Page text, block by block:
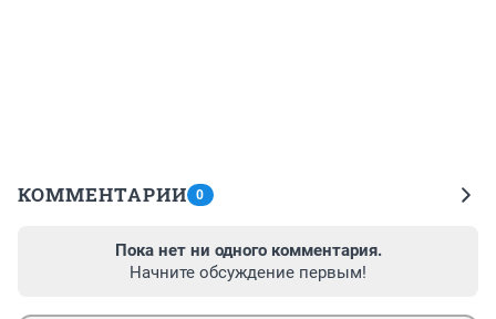
КОММЕНТАРИИ 0
Пока нет ни одного комментария.
Начните обсуждение первым!